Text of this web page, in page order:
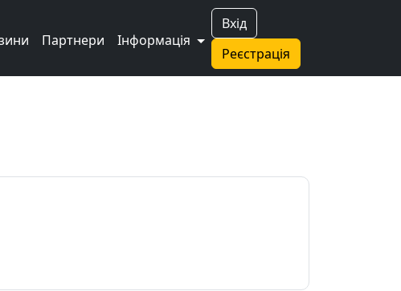
Вхід
Реєстрація
Партнери Інформація